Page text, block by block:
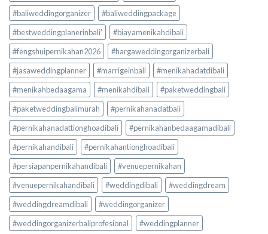
#baliweddingorganizer
#baliweddingpackage
#bestweddingplanerinbali'
#biayamenikahdibali
#fengshuipernikahan2026
#hargaweddingorganizerbali
#jasaweddingplanner
#marrigeinbali
#menikahadatdibali
#menikahbedaagama
#menikahdibali
#paketweddingbali
#paketweddingbalimurah
#pernikahanadatbali
#pernikahanadattionghoadibali
#pernikahanbedaagamadibali
#pernikahandibali
#pernikahantionghoadibali
#persiapanpernikahandibali
#venuepernikahan
#venuepernikahandibali
#weddingdibali
#weddingdream
#weddingdreamdibali
#weddingorganizer
#weddingorganizerbaliprofesional
#weddingplanner